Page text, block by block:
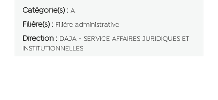
Catégorie(s) : A
Filière(s) : Filière administrative
Direction : DAJA - SERVICE AFFAIRES JURIDIQUES ET
INSTITUTIONNELLES